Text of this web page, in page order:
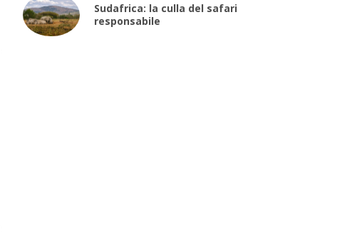
Sudafrica: la culla del safari
responsabile